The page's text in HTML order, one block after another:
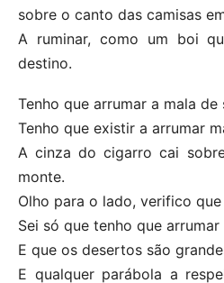
sobre o canto das camisas
A ruminar, como um boi
destino.
Tenho que arrumar a mala de
Tenho que existir a arrumar
A cinza do cigarro cai
monte.
Olho para o lado, verifico
Sei só que tenho que arrumar
E que os desertos são
E qualquer parábola a